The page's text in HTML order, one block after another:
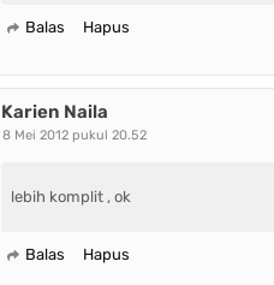
Balas Hapus
Karien Naila
8 Mei 2012 pukul 20.52
lebih komplit , ok
Balas Hapus